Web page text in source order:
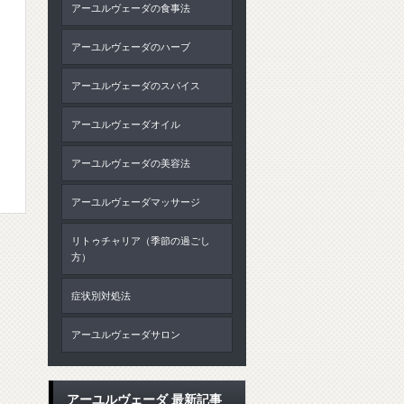
アーユルヴェーダの食事法
アーユルヴェーダのハーブ
アーユルヴェーダのスパイス
アーユルヴェーダオイル
アーユルヴェーダの美容法
アーユルヴェーダマッサージ
リトゥチャリア（季節の過ごし
方）
症状別対処法
アーユルヴェーダサロン
アーユルヴェーダ 最新記事